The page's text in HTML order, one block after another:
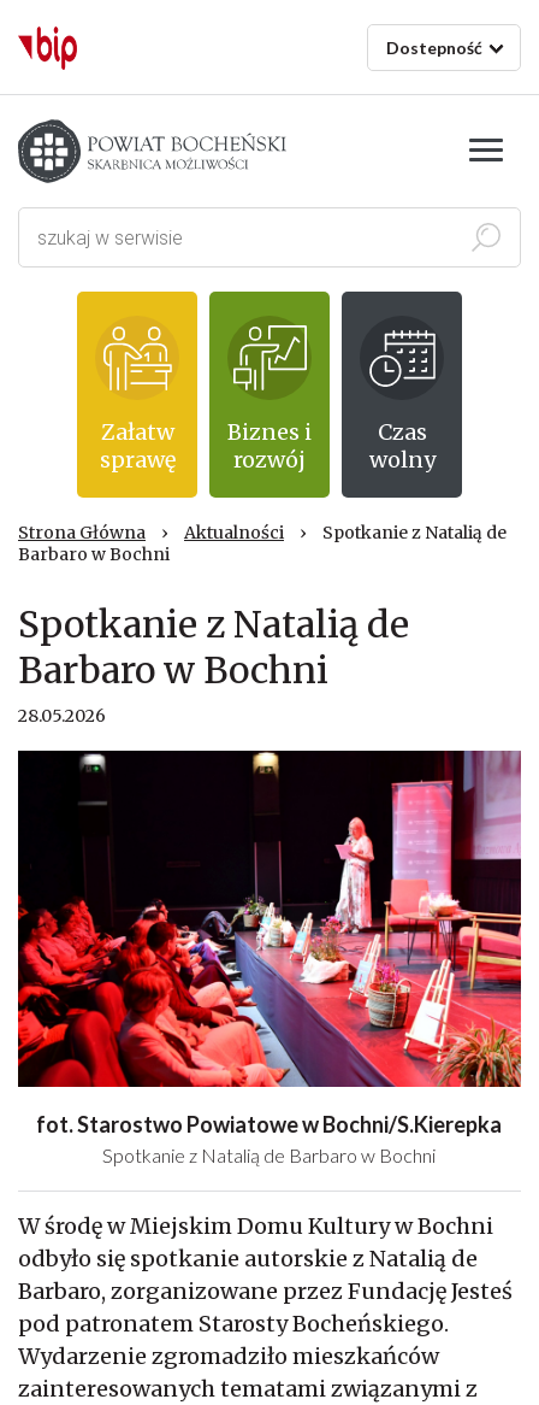
Dostepność
Starostwo powiatowe w Bochni
Szukaj
Załatw
sprawę
Biznes i
rozwój
Czas
wolny
Strona Główna › Aktualności ›
Spotkanie z Natalią de
Barbaro w Bochni
Spotkanie z Natalią de
Barbaro w Bochni
28.05.2026
fot. Starostwo Powiatowe w Bochni/S.Kierepka
Spotkanie z Natalią de Barbaro w Bochni
W środę w Miejskim Domu Kultury w Bochni
odbyło się spotkanie autorskie z Natalią de
Barbaro, zorganizowane przez Fundację Jesteś
pod patronatem Starosty Bocheńskiego.
Wydarzenie zgromadziło mieszkańców
zainteresowanych tematami związanymi z